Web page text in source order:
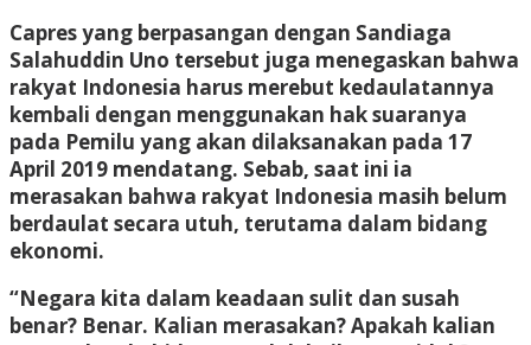
Capres yang berpasangan dengan Sandiaga
Salahuddin Uno tersebut juga menegaskan bahwa
rakyat Indonesia harus merebut kedaulatannya
kembali dengan menggunakan hak suaranya
pada Pemilu yang akan dilaksanakan pada 17
April 2019 mendatang. Sebab, saat ini ia
merasakan bahwa rakyat Indonesia masih belum
berdaulat secara utuh, terutama dalam bidang
ekonomi.
“Negara kita dalam keadaan sulit dan susah
benar? Benar. Kalian merasakan? Apakah kalian